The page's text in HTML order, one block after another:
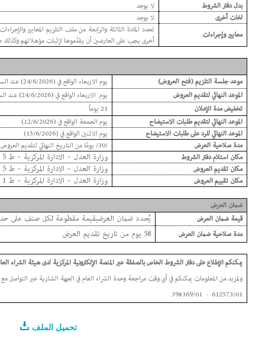
بدل دفتر الشروط
لا يوجد
لغات أخرى
لا يوجد
معايير وإجراءات
تحدد المادة الثالثة والرابعة من ملف التلزيم المعايير
أخرى يجب على العارضين أن يقدّموها لإثبات مؤهلاتهم
موعد جلسة التلزيم (فتح العروض)
يوم الاربعاء الواقع في (24/6/2026) عند الساعة 11.00
الموعد النهائي لتقديم العروض
يوم الاربعاء الواقع في (24/6/2026) عند الساعة 10.30
تخفيض مدة الإعلان
21 يوماً
الموعد النهائي لتقديمطلبات الاستيضاح
يوم الجمعة الواقع في (12/6/2026)
الموعد النهائي للرد على طلبات الاستيضاح
يوم الاثنين الواقع في (15/6/2026)
مدة صلاحية العرض
/30/ يومًا من التاريخ النهائي لتقديم العروض
مكان استلام دفتر الشروط
وزارة العدل – الادارة المركزية – ط 5 – مصلحة الديوان
مكان تقديم العروض وزارة العدل – الادارة المركزية – ط 5 – مصلحة الديوان
مكان تقييم العروض وزارة العدل – الادارة المركزية – ط 1 – قاعة الاجتماعات
ضمان العرض
قيمة ضمان العرض
يُحدد ضمان العرضبقيمة مقطوعة لكل صنف على حدة
مدة صلاحية ضمان العرض 58 يوم من تاريخ تقديم العرض
يمكنكم الإطلاع على دفتر الشروط الخاص بالصفقة عبر المنصة الإلكترونية المركزية لدى هيئة الشراء
ولمزيد من المعلومات يمكنكم في أي وقت مراجعة وحدة الشراء العام في الجهة الشارية عبر التواصل مع
612573/01
-
398369/01
تحميل الملف